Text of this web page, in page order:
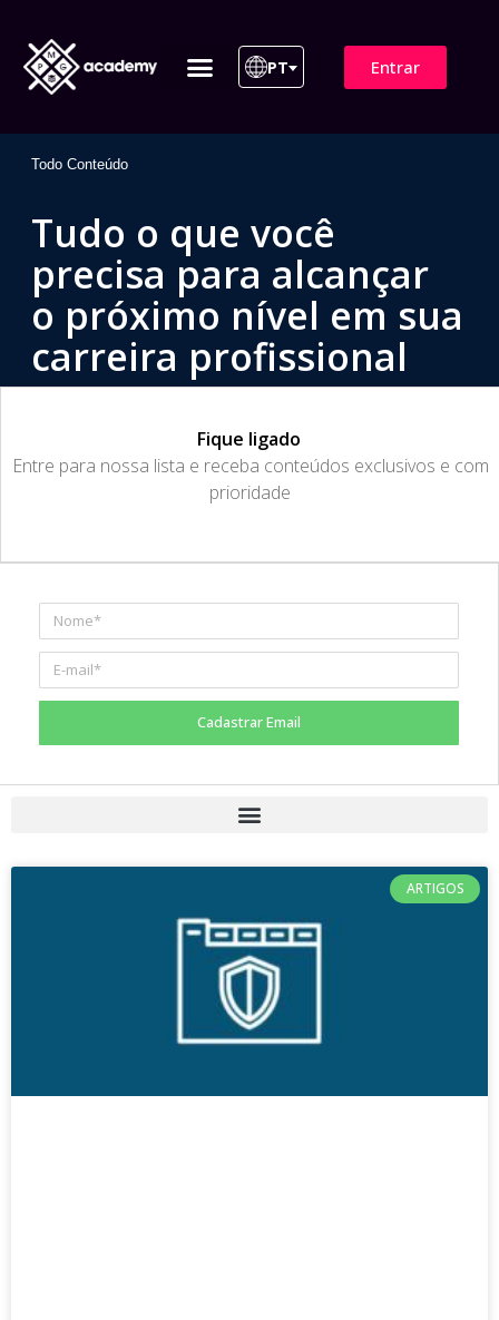
PT Entrar
Todo Conteúdo
Tudo o que você
precisa para alcançar
o próximo nível em sua
carreira profissional
Fique ligado
​Entre para nossa lista e receba conteúdos exclusivos e com
prioridade
Cadastrar Email
ARTIGOS